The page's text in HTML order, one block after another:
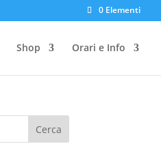
0 Elementi
Shop Orari e Info